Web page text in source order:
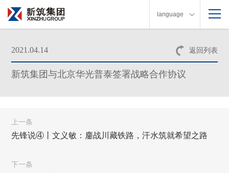
language
返回列表
2021.04.14
新筑集团与北京华光普泰签署战略合作协议
上一条
先锋说④丨文义敏：鏖战川藏铁路，汗水筑就希望之路
下一条